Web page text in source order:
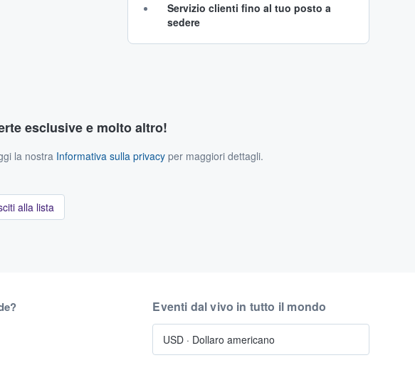
Servizio clienti fino al tuo posto a
sedere
esclusive e molto altro!
la nostra Informativa sulla privacyper maggiori dettagli.
alla lista
Eventi dal vivo in tutto il mondo
USD · Dollaro americano